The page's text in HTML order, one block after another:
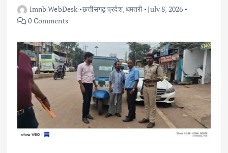
Imnb WebDesk छत्तीसगढ़ प्रदेश,धमतरी July 8, 2026
0 Comments